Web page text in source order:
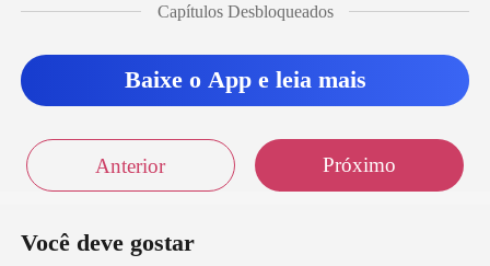
cruz
Capítulos Desbloqueados
Baixe o App e leia mais
Anterior Próximo
Você deve gostar